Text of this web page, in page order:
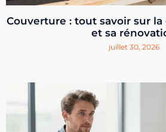
Couverture : tout savoir sur
et sa
juillet 30, 2026